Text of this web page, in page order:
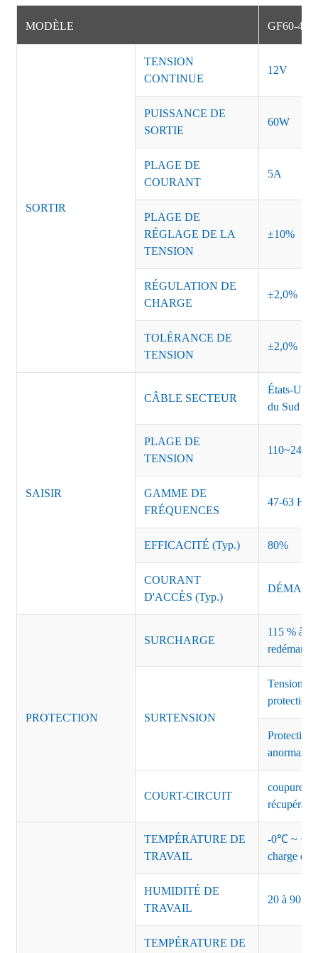
MODÈLE GF60-
SORTIR
TENSION
CONTINUE
12V
PUISSANCE DE
SORTIE
60W
PLAGE DE
COURANT
5A
PLAGE DE
RÉGLAGE DE LA
TENSION
±10%
RÉGULATION DE
CHARGE
±2,0%
TOLÉRANCE DE
TENSION
±2,0%
SAISIR
CÂBLE SECTEUR
États-Unis
du Sud
PLAGE DE
TENSION
110~240
GAMME DE
FRÉQUENCES
47-63 Hz
EFFICACITÉ (Typ.) 80%
COURANT
D'ACCÈS (Typ.)
PROTECTION
SURCHARGE
115 % à
SURTENSION
Tension
protection
Protection
anormales
COURT-CIRCUIT
coupure
TEMPÉRATURE DE
TRAVAIL
-0℃ ~
charge de
HUMIDITÉ DE
TRAVAIL
20 à 90 %
TEMPÉRATURE DE